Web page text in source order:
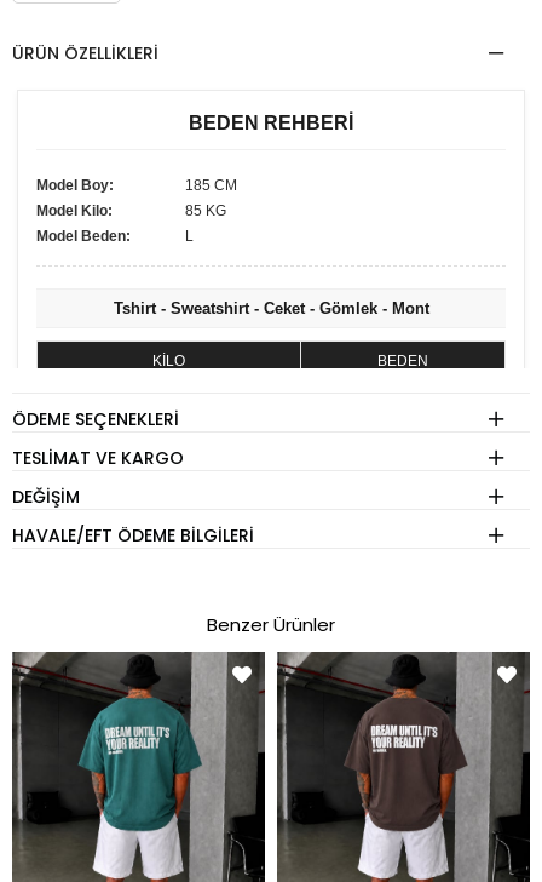
ÜRÜN ÖZELLIKLERI
BEDEN REHBERİ
Model Boy:
185 CM
Model Kilo:
85 KG
Model Beden:
L
Tshirt - Sweatshirt - Ceket - Gömlek - Mont
KİLO BEDEN
60 - 65 kg
70 - 75 kg
80 - 89 kg L
90 - 110 kg
Pantolon
ÖDEME SEÇENEKLERI
TESLIMAT VE KARGO
DEĞIŞIM
HAVALE/EFT ÖDEME BILGILERI
Benzer Ürünler